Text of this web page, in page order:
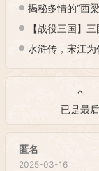
揭秘多情的“西
【战役三国】
水浒传，宋江为
已是最后
匿名
2025-03-16